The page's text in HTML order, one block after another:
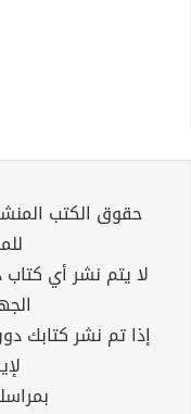
حقوق الكتب
لا يتم نشر أي
إذا تم نشر كتابك